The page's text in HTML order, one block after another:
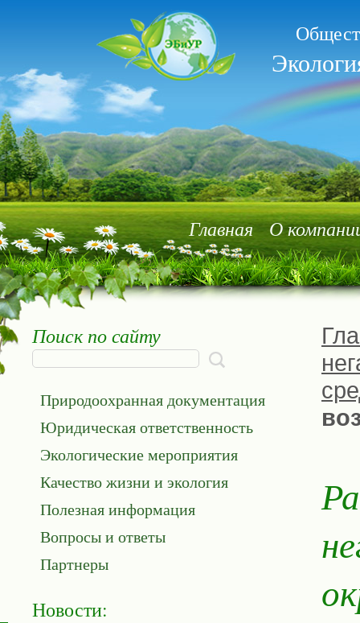
Главная О
Поиск по сайту
Природоохранная документация
Юридическая ответственность
Экологические мероприятия
Качество жизни и экология
Полезная информация
Вопросы и ответы
Партнеры
Новости: